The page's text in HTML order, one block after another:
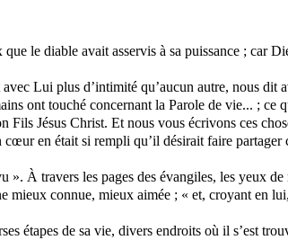
le diable avait asservis à sa puissance ; car
Lui plus d’intimité qu’aucun autre, nous
ont touché concernant la Parole de vie... ;
Jésus Christ. Et nous vous écrivons ces
en était si rempli qu’il désirait faire
». À travers les pages des évangiles, les yeux
mieux connue, mieux aimée ; « et, croyant en
étapes de sa vie, divers endroits où il s’est